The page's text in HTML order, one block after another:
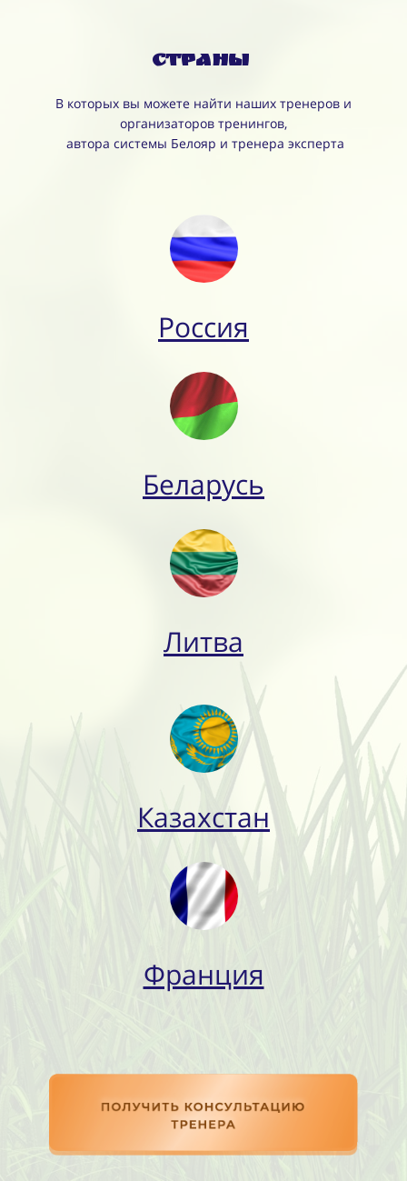
Страны
В которых вы можете найти наших тренеров и
организаторов тренингов,
автора системы Белояр и тренера эксперта
Россия
Беларусь
Литва
Казахстан
Франция